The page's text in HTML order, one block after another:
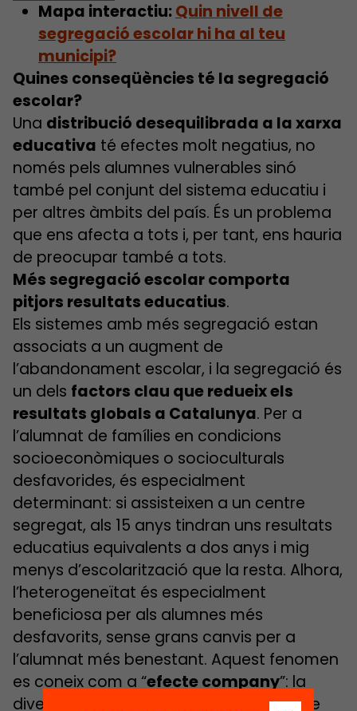
Mapa interactiu:Quin nivell de
segregació escolar hi ha al teu
municipi?
Quines conseqüències té la segregació
escolar?
Una distribució desequilibrada a la xarxa
educativa té efectes molt negatius, no
només pels alumnes vulnerables sinó
també pel conjunt del sistema educatiu i
per altres àmbits del país. És un problema
que ens afecta a tots i, per tant, ens hauria
de preocupar també a tots.
Més segregació escolar comporta
pitjors resultats educatius.
Els sistemes amb més segregació estan
associats a un augment de
l’abandonament escolar, i la segregació és
un dels factors clau que redueix els
resultats globals a Catalunya. Per a
l’alumnat de famílies en condicions
socioeconòmiques o socioculturals
desfavorides, és especialment
determinant: si assisteixen a un centre
segregat, als 15 anys tindran uns resultats
educatius equivalents a dos anys i mig
menys d’escolarització que la resta. Alhora,
l’heterogeneïtat és especialment
beneficiosa per als alumnes més
desfavorits, sense grans canvis per a
l’alumnat més benestant. Aquest fenomen
es coneix com a “efecte company”: la
diversitat augmenta les probabilitats de